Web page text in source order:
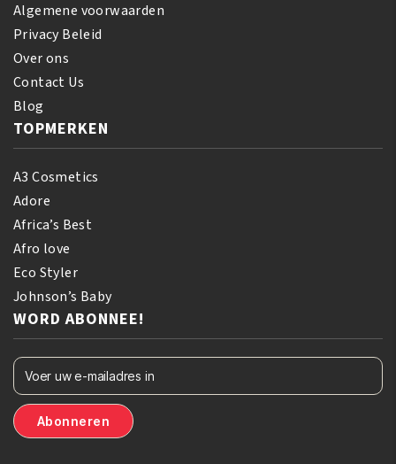
Algemene voorwaarden
Privacy Beleid
Over ons
Contact Us
Blog
TOPMERKEN
A3 Cosmetics
Adore
Africa’s Best
Afro love
Eco Styler
Johnson’s Baby
WORD ABONNEE!